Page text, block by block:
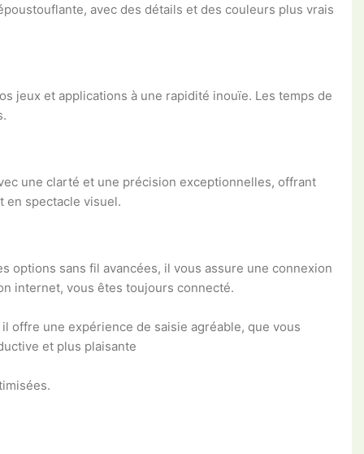
avec des détails et des couleurs plus vrais
jeux et applications à une rapidité inouïe. Les temps de
une clarté et une précision exceptionnelles, offrant
en spectacle visuel.
options sans fil avancées, il vous assure une connexion
internet, vous êtes toujours connecté.
offre une expérience de saisie agréable, que vous
et plus plaisante